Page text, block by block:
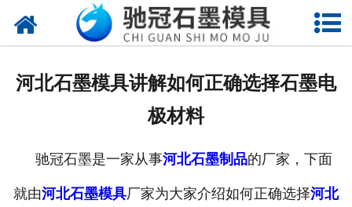
网站首页
河北石墨模具讲解如何正确选择石墨电
极材料
驰冠石墨是一家从事河北石墨制品的厂家，下面
就由河北石墨模具厂家为大家介绍如何正确选择河北